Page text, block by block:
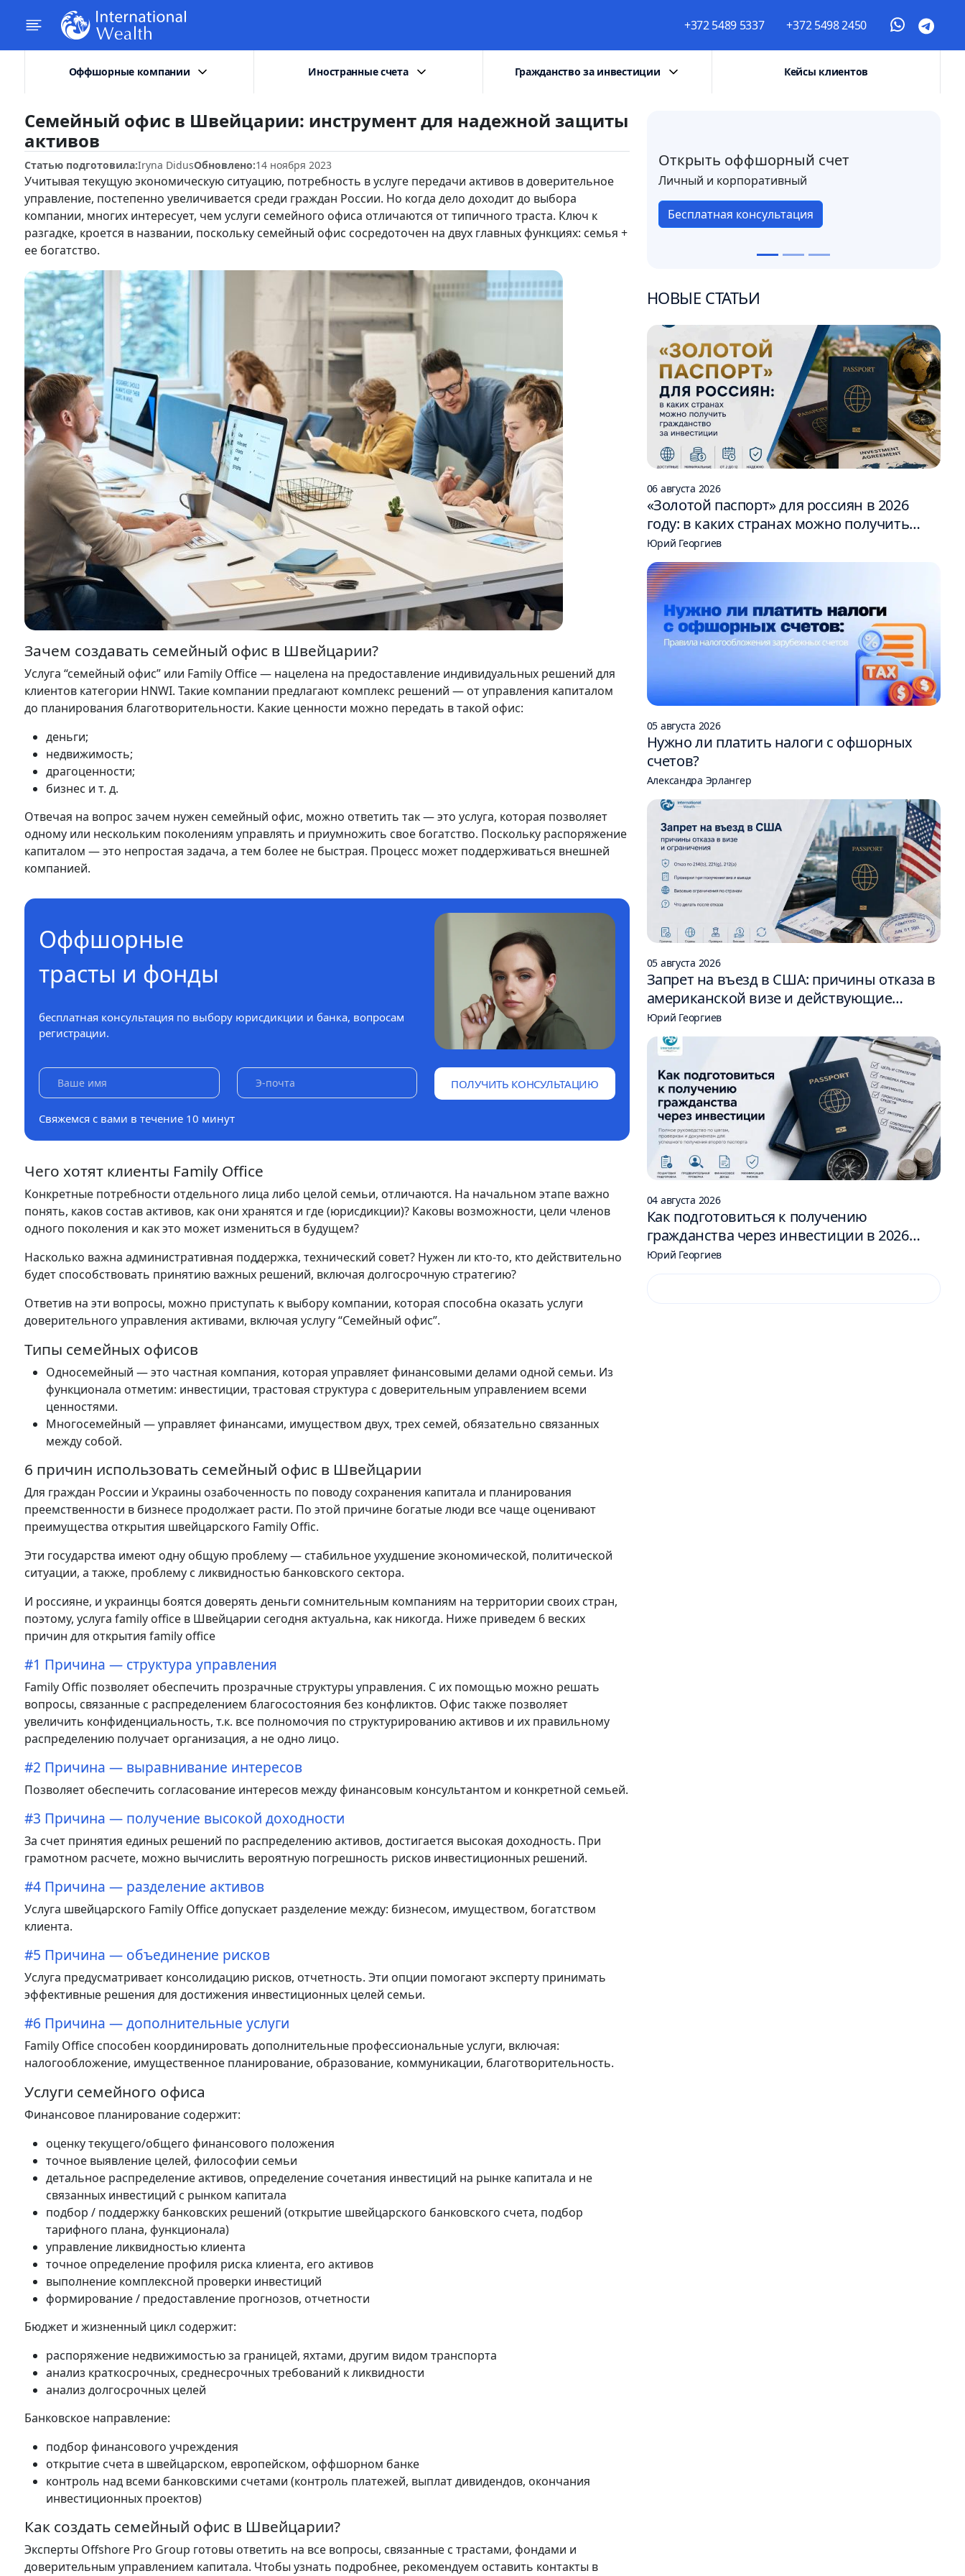
+372 5489 5337 +372 5498 2450
Оффшорные компании Иностранные счета Гражданство за инвестиции Кейсы клиентов
Семейный офис в Швейцарии: инструмент для надежной защиты
активов
Статью подготовила:Iryna DidusОбновлено:14 ноября 2023
Учитывая текущую экономическую ситуацию, потребность в услуге передачи активов в доверительное
управление, постепенно увеличивается среди граждан России. Но когда дело доходит до выбора
компании, многих интересует, чем услуги семейного офиса отличаются от типичного траста. Ключ к
разгадке, кроется в названии, поскольку семейный офис сосредоточен на двух главных функциях: семья +
ее богатство.
Зачем создавать семейный офис в Швейцарии?
Услуга “семейный офис” или Family Office — нацелена на предоставление индивидуальных решений для
клиентов категории HNWI. Такие компании предлагают комплекс решений — от управления капиталом
до планирования благотворительности. Какие ценности можно передать в такой офис:
деньги;
недвижимость;
драгоценности;
бизнес и т. д.
Отвечая на вопрос зачем нужен семейный офис, можно ответить так — это услуга, которая позволяет
одному или нескольким поколениям управлять и приумножить свое богатство. Поскольку распоряжение
капиталом — это непростая задача, а тем более не быстрая. Процесс может поддерживаться внешней
компанией.
Оффшорные
трасты и фонды
бесплатная консультация по выбору юрисдикции и банка, вопросам
регистрации.
ПОЛУЧИТЬ КОНСУЛЬТАЦИЮ
Свяжемся с вами в течение 10 минут
Чего хотят клиенты Family Office
Конкретные потребности отдельного лица либо целой семьи, отличаются. На начальном этапе важно
понять, каков состав активов, как они хранятся и где (юрисдикции)? Каковы возможности, цели членов
одного поколения и как это может измениться в будущем?
Насколько важна административная поддержка, технический совет? Нужен ли кто-то, кто действительно
будет способствовать принятию важных решений, включая долгосрочную стратегию?
Ответив на эти вопросы, можно приступать к выбору компании, которая способна оказать услуги
доверительного управления активами, включая услугу “Семейный офис”.
Типы семейных офисов
Односемейный — это частная компания, которая управляет финансовыми делами одной семьи. Из
функционала отметим: инвестиции, трастовая структура с доверительным управлением всеми
ценностями.
Многосемейный — управляет финансами, имуществом двух, трех семей, обязательно связанных
между собой.
6 причин использовать семейный офис в Швейцарии
Для граждан России и Украины озабоченность по поводу сохранения капитала и планирования
преемственности в бизнесе продолжает расти. По этой причине богатые люди все чаще оценивают
преимущества открытия швейцарского Family Offic.
Эти государства имеют одну общую проблему — стабильное ухудшение экономической, политической
ситуации, а также, проблему с ликвидностью банковского сектора.
И россияне, и украинцы боятся доверять деньги сомнительным компаниям на территории своих стран,
поэтому, услуга family office в Швейцарии сегодня актуальна, как никогда. Ниже приведем 6 веских
причин для открытия family office
#1 Причина — структура управления
Family Offic позволяет обеспечить прозрачные структуры управления. С их помощью можно решать
вопросы, связанные с распределением благосостояния без конфликтов. Офис также позволяет
увеличить конфиденциальность, т.к. все полномочия по структурированию активов и их правильному
распределению получает организация, а не одно лицо.
#2 Причина — выравнивание интересов
Позволяет обеспечить согласование интересов между финансовым консультантом и конкретной семьей.
#3 Причина — получение высокой доходности
За счет принятия единых решений по распределению активов, достигается высокая доходность. При
грамотном расчете, можно вычислить вероятную погрешность рисков инвестиционных решений.
#4 Причина — разделение активов
Услуга швейцарского Family Office допускает разделение между: бизнесом, имуществом, богатством
клиента.
#5 Причина — объединение рисков
Услуга предусматривает консолидацию рисков, отчетность. Эти опции помогают эксперту принимать
эффективные решения для достижения инвестиционных целей семьи.
#6 Причина — дополнительные услуги
Family Office способен координировать дополнительные профессиональные услуги, включая:
налогообложение, имущественное планирование, образование, коммуникации, благотворительность.
Услуги семейного офиса
Финансовое планирование содержит:
оценку текущего/общего финансового положения
точное выявление целей, философии семьи
детальное распределение активов, определение сочетания инвестиций на рынке капитала и не
связанных инвестиций с рынком капитала
подбор / поддержку банковских решений (открытие швейцарского банковского счета, подбор
тарифного плана, функционала)
управление ликвидностью клиента
точное определение профиля риска клиента, его активов
выполнение комплексной проверки инвестиций
формирование / предоставление прогнозов, отчетности
Бюджет и жизненный цикл содержит:
распоряжение недвижимостью за границей, яхтами, другим видом транспорта
анализ краткосрочных, среднесрочных требований к ликвидности
анализ долгосрочных целей
Банковское направление:
подбор финансового учреждения
открытие счета в швейцарском, европейском, оффшорном банке
контроль над всеми банковскими счетами (контроль платежей, выплат дивидендов, окончания
инвестиционных проектов)
Как создать семейный офис в Швейцарии?
Эксперты Offshore Pro Group готовы ответить на все вопросы, связанные с трастами, фондами и
доверительным управлением капитала. Чтобы узнать подробнее, рекомендуем оставить контакты в
Открыть оффшорный счет
Личный и корпоративный
Бесплатная консультация
НОВЫЕ СТАТЬИ
06 августа 2026
«Золотой паспорт» для россиян в 2026
году: в каких странах можно получить
гражданство за инвестиции
Юрий Георгиев
05 августа 2026
Нужно ли платить налоги с офшорных
счетов?
Александра Эрлангер
05 августа 2026
Запрет на въезд в США: причины отказа в
американской визе и действующие
ограничения
Юрий Георгиев
04 августа 2026
Как подготовиться к получению
гражданства через инвестиции в 2026
году: 6 шагов
Юрий Георгиев